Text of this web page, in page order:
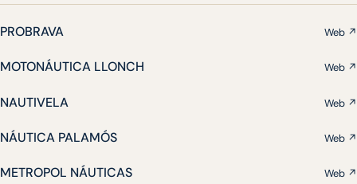
PROBRAVA Web ↗
MOTONÁUTICA LLONCH Web ↗
NAUTIVELA Web ↗
NÁUTICA PALAMÓS Web ↗
METROPOL NÁUTICAS Web ↗